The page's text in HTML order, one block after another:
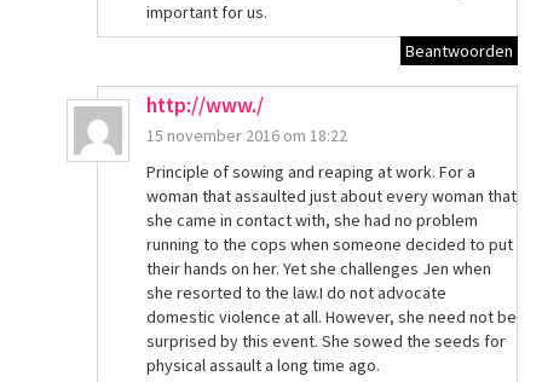
important for us.
Beantwoorden
http://www./
15 november 2016 om 18:22
Principle of sowing and reaping at work. For a
woman that assaulted just about every woman that
she came in contact with, she had no problem
running to the cops when someone decided to put
their hands on her. Yet she challenges Jen when
she resorted to the law.I do not advocate
domestic violence at all. However, she need not be
surprised by this event. She sowed the seeds for
physical assault a long time ago.